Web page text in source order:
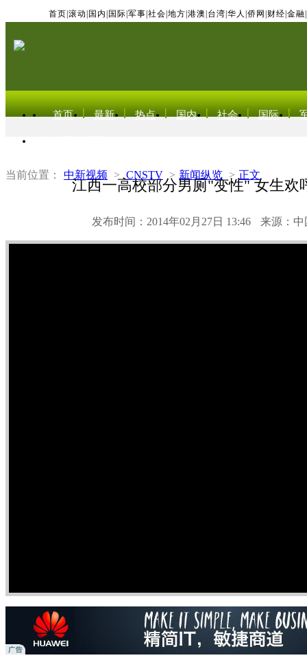
首页 滚动 国内 国际 军事 社会 地方 港澳 台湾 华人 侨网 财经 金融
首页 最新 热点 国内 社会 国际
当前位置： 中新视频 > CNSTV > 新闻纵览 > 正文
江西一高校部分男厕"变性" 女生欢
发布时间：2014年02月27日 13:46 来源：中